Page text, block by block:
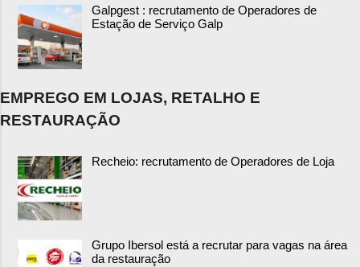
Galpgest : recrutamento de Operadores de
Estação de Serviço Galp
EMPREGO EM LOJAS, RETALHO E
RESTAURAÇÃO
Recheio: recrutamento de Operadores de Loja
Grupo Ibersol está a recrutar para vagas na área
da restauração